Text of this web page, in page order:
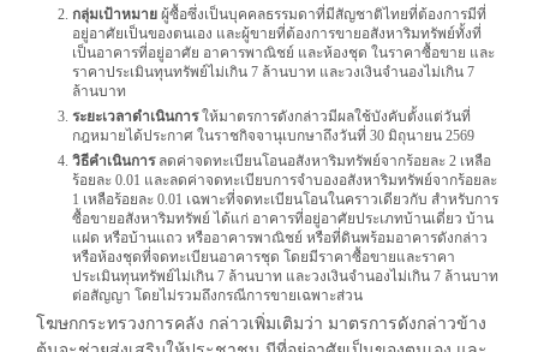
กลุ่มเป้าหมาย ผู้ซื้อซึ่งเป็นบุคคลธรรมดาที่มีสัญชาติไทยที่ต้องการมีที่
อยู่อาศัยเป็นของตนเอง และผู้ขายที่ต้องการขายอสังหาริมทรัพย์ทั้งที่
เป็นอาคารที่อยู่อาศัย อาคารพาณิชย์ และห้องชุด ในราคาซื้อขาย และ
ราคาประเมินทุนทรัพย์ไม่เกิน 7 ล้านบาท และวงเงินจำนองไม่เกิน 7
ล้านบาท
ระยะเวลาดำเนินการให้มาตรการดังกล่าวมีผลใช้บังคับตั้งแต่วันที่
กฎหมายได้ประกาศ ในราชกิจจานุเบกษาถึงวันที่ 30 มิถุนายน 2569
วิธีคำเนินการ ลดค่าจดทะเบียนโอนอสังหาริมทรัพย์จากร้อยละ 2 เหลือ
ร้อยละ 0.01 และลดค่าจดทะเบียบการจำบองอสังหาริมทรัพย์จากร้อยละ
1 เหลือร้อยละ 0.01 เฉพาะที่จดทะเบียนโอนในคราวเดียวกับ สำหรับการ
ซื้อขายอสังหาริมทรัพย์ ได้แก่ อาคารที่อยู่อาศัยประเภทบ้านเดี่ยว บ้าน
แฝด หรือบ้านแถว หรืออาคารพาณิชย์ หรือที่ดินพร้อมอาคารดังกล่าว
หรือห้องชุดที่จดทะเบียนอาคารชุด โดยมีราคาซื้อขายและราคา
ประเมินทุนทรัพย์ไม่เกิน 7 ล้านบาท และวงเงินจำนองไม่เกิน 7 ล้านบาท
ต่อสัญญา โดยไม่รวมถึงกรณีการขายเฉพาะส่วน
โฆษกกระทรวงการคลัง กล่าวเพิ่มเติมว่า มาตรการดังกล่าวข้าง